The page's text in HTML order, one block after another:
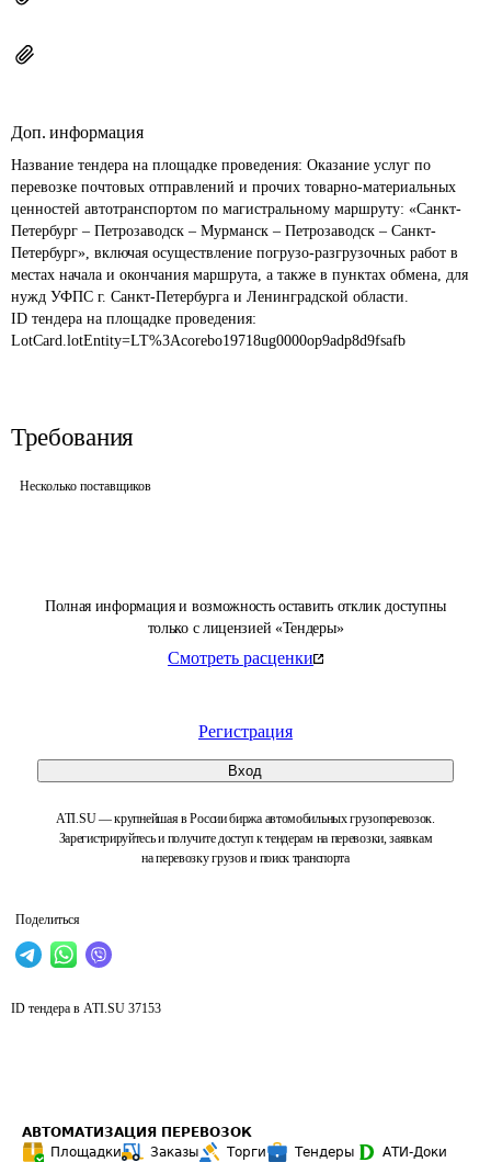
Полная информация и возможность оставить отклик доступны
только с лицензией «Тендеры»
Смотреть расценки
Регистрация
Вход
ATI.SU — крупнейшая в России биржа автомобильных грузоперевозок.
Зарегистрируйтесь и получите доступ к тендерам на перевозки, заявкам
на перевозку грузов и поиск транспорта
Поделиться
Доп. информация
Название тендера на площадке проведения: Оказание услуг по
перевозке почтовых отправлений и прочих товарно-материальных
ценностей автотранспортом по магистральному маршруту: «Санкт-
Петербург – Петрозаводск – Мурманск – Петрозаводск – Санкт-
Петербург», включая осуществление погрузо-разгрузочных работ в
местах начала и окончания маршрута, а также в пунктах обмена, для
нужд УФПС г. Санкт-Петербурга и Ленинградской области.
ID тендера на площадке проведения:
LotCard.lotEntity=LT%3Acorebo19718ug0000op9adp8d9fsafb
Требования
Несколько поставщиков
ID тендера в ATI.SU 37153
АВТОМАТИЗАЦИЯ ПЕРЕВОЗОК
Площадки
Заказы Торги Тендеры
АТИ-Доки